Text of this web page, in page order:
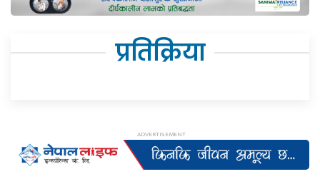
प्रतिक्रिया